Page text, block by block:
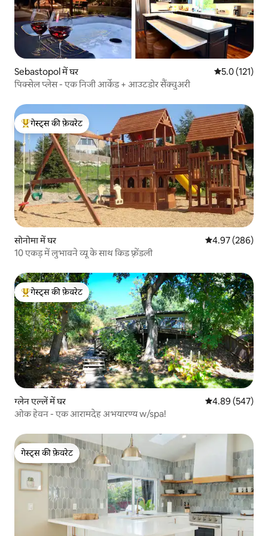
Sebastopol में घर औसत रेटिंग 5 में
5.0 (121)
पिक्सेल प्लेस - एक निजी आर्केड + आउटडोर सैंक्चुअरी
गेस्ट्स का टॉप फ़ेवरेट
गेस्ट्स की फ़ेवरेट
सोनोमा में घर औसत रेटिंग 5 में से
4.97 (286)
10 एकड़ में लुभावने व्यू के साथ किड फ़्रेंडली
गेस्ट्स का टॉप फ़ेवरेट
गेस्ट्स की फ़ेवरेट
ग्लेन एल्लें में घर औसत रेटिंग 5 में से
4.89 (547)
ओक हेवन - एक आरामदेह अभयारण्य w/spa!
गेस्ट्स की फ़ेवरेट
गेस्ट्स की फ़ेवरेट